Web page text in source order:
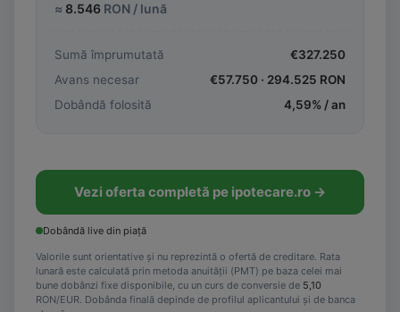
≈ 8.546 RON / lună
Sumă împrumutată €327.250
Avans necesar
€57.750 · 294.525 RON
Dobândă folosită
4,59% / an
Vezi oferta completă pe ipotecare.ro →
Dobândă live din piață
Valorile sunt orientative și nu reprezintă o ofertă de creditare. Rata
lunară este calculată prin metoda anuității (PMT) pe baza celei mai
bune dobânzi fixe disponibile, cu un curs de conversie de 5,10
RON/EUR. Dobânda finală depinde de profilul aplicantului și de banca